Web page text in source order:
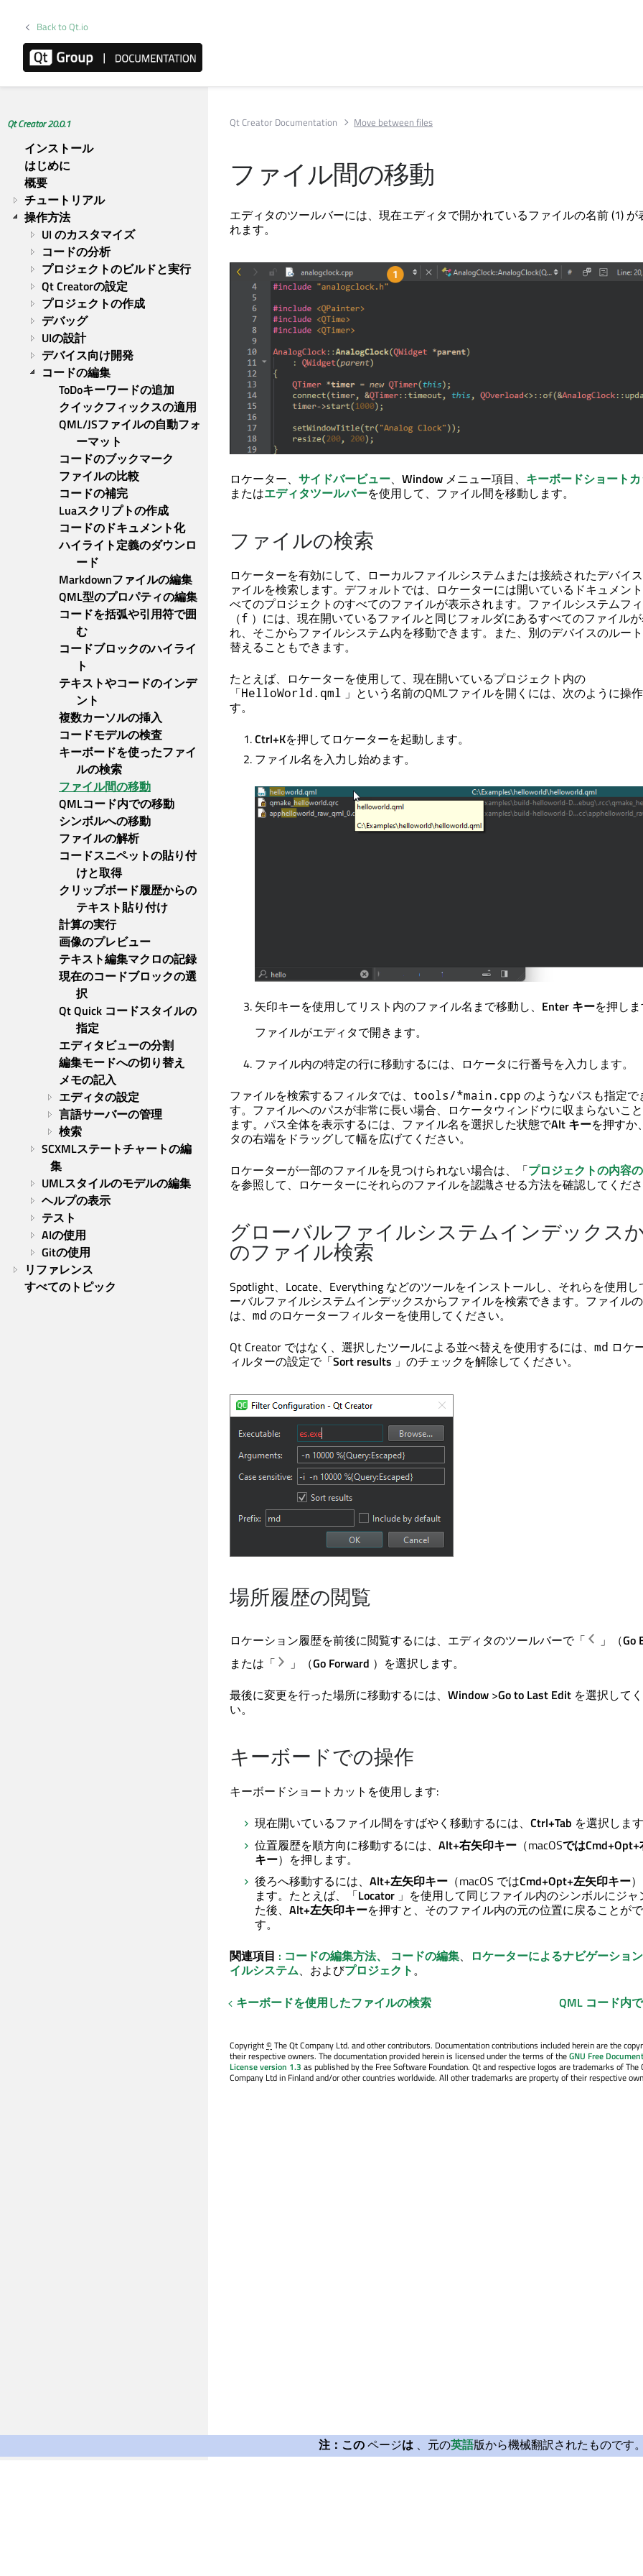
Back to Qt.io
Qt Creator 20.0.1
インストール
はじめに
概要
チュートリアル
操作方法
UI のカスタマイズ
コードの分析
プロジェクトのビルドと実行
Qt Creatorの設定
プロジェクトの作成
デバッグ
UIの設計
デバイス向け開発
コードの編集
ToDoキーワードの追加
クイックフィックスの適用
QML/JSファイルの自動フォ
ーマット
コードのブックマーク
ファイルの比較
コードの補完
Luaスクリプトの作成
コードのドキュメント化
ハイライト定義のダウンロ
ード
Markdownファイルの編集
QML型のプロパティの編集
コードを括弧や引用符で囲
む
コードブロックのハイライ
ト
テキストやコードのインデ
ント
複数カーソルの挿入
コードモデルの検査
キーボードを使ったファイ
ルの検索
ファイル間の移動
QMLコード内での移動
シンボルへの移動
ファイルの解析
コードスニペットの貼り付
けと取得
クリップボード履歴からの
テキスト貼り付け
計算の実行
画像のプレビュー
テキスト編集マクロの記録
現在のコードブロックの選
択
Qt Quick コードスタイルの
指定
エディタビューの分割
編集モードへの切り替え
メモの記入
エディタの設定
言語サーバーの管理
検索
SCXMLステートチャートの編
集
UMLスタイルのモデルの編集
ヘルプの表示
テスト
AIの使用
Gitの使用
リファレンス
すべてのトピック
Qt Creator Documentation Move between files
ファイル間の移動
エディタのツールバーには、現在エディタで開かれているファイルの名前 (1) が
れます。
ロケーター、 サイドバービュー、 Window メニュー項目、 キーボードショート
またはエディタツールバーを使用して、ファイル間を移動します。
ファイルの検索
ロケーターを有効にして、ローカルファイルシステムまたは接続されたデバイ
ァイルを検索します。デフォルトでは、ロケーターには開いているドキュメン
べてのプロジェクトのすべてのファイルが表示されます。ファイルシステムフ
（f ）には、現在開いているファイルと同じフォルダにあるすべてのファイル
れ、そこからファイルシステム内を移動できます。また、別のデバイスのルー
替えることもできます。
たとえば、ロケーターを使用して、現在開いているプロジェクト内の
「HelloWorld.qml 」という名前のQMLファイルを開くには、次のように操
す。
Ctrl+Kを押してロケーターを起動します。
ファイル名を入力し始めます。
矢印キーを使用してリスト内のファイル名まで移動し、 Enter キーを押し
ファイルがエディタで開きます。
ファイル内の特定の行に移動するには、ロケータに行番号を入力します。
ファイルを検索するフィルタでは、 tools/*main.cpp のようなパスも指定で
す。ファイルへのパスが非常に長い場合、ロケータウィンドウに収まらないこ
ます。パス全体を表示するには、ファイル名を選択した状態でAlt キーを押すか
タの右端をドラッグして幅を広げてください。
ロケーターが一部のファイルを見つけられない場合は、「プロジェクトの内容
を参照して、ロケーターにそれらのファイルを認識させる方法を確認してくだ
グローバルファイルシステムインデックス
のファイル検索
Spotlight、Locate、Everything などのツールをインストールし、それらを使用し
ーバルファイルシステムインデックスからファイルを検索できます。ファイル
は、 md のロケーターフィルターを使用してください。
Qt Creator ではなく、選択したツールによる並べ替えを使用するには、 md ロケ
ィルターの設定で「Sort results 」のチェックを解除してください。
場所履歴の閲覧
ロケーション履歴を前後に閲覧するには、エディタのツールバーで「 」（Go
または「
」（Go Forward ）を選択します。
最後に変更を行った場所に移動するには、 Window >Go to Last Edit を選択して
い。
キーボードでの操作
キーボードショートカットを使用します:
現在開いているファイル間をすばやく移動するには、 Ctrl+Tab を選択しま
位置履歴を順方向に移動するには、 Alt+右矢印キー （macOSでは
キー）を押します。
後ろへ移動するには、 Alt+左矢印キー （macOS ではCmd+Opt+左矢印キー）
ます。たとえば、「Locator 」を使用して同じファイル内のシンボルにジャ
た後、 Alt+左矢印キーを押すと、そのファイル内の元の位置に戻ることが
す。
関連項目 : コードの編集方法、 コードの編集、 ロケーターによるナビゲーション
イルシステム、およびプロジェクト。
キーボードを使用したファイルの検索
QML コード内
Copyright©The Qt Company Ltd. and other contributors. Documentation contributions included herein are the
their respective owners. The documentation provided herein is licensed under the terms of theGNU Free
License version 1.3 as published by the Free Software Foundation. Qt and respective logos are trademarks of The
Company Ltd in Finland and/or other countries worldwide. All other trademarks are property of their respective
注：このページは 、元の英語版から機械翻訳されたものです